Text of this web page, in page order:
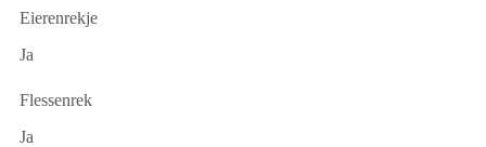
Eierenrekje
Ja
Flessenrek
Ja